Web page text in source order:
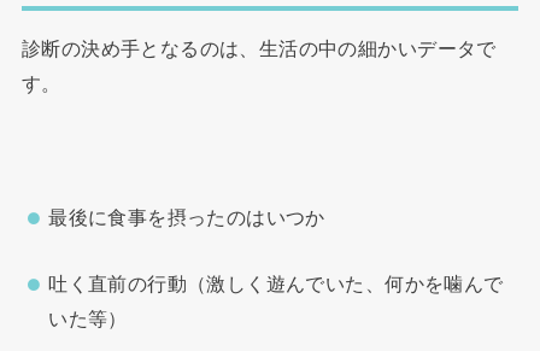
診断の決め手となるのは、生活の中の細かいデータで
す。
最後に食事を摂ったのはいつか
吐く直前の行動（激しく遊んでいた、何かを噛んで
いた等）